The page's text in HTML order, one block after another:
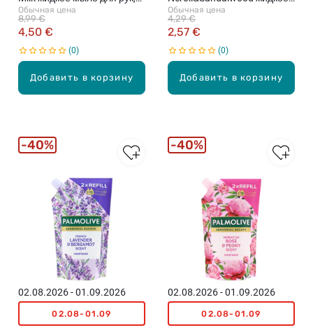
Добавить в корзину
наполнитель, 1000мл
Обычная цена
4,50 €
8,99 €
0
Добавить в корзину
мыло для рук, наполнитель,
500мл
Обычная цена
2,57 €
4,29 €
0
02.08.2026 - 01.09.2026
02.08-01.09
40%
02.08.2026 - 01.09.2026
02.08-01.09
40%